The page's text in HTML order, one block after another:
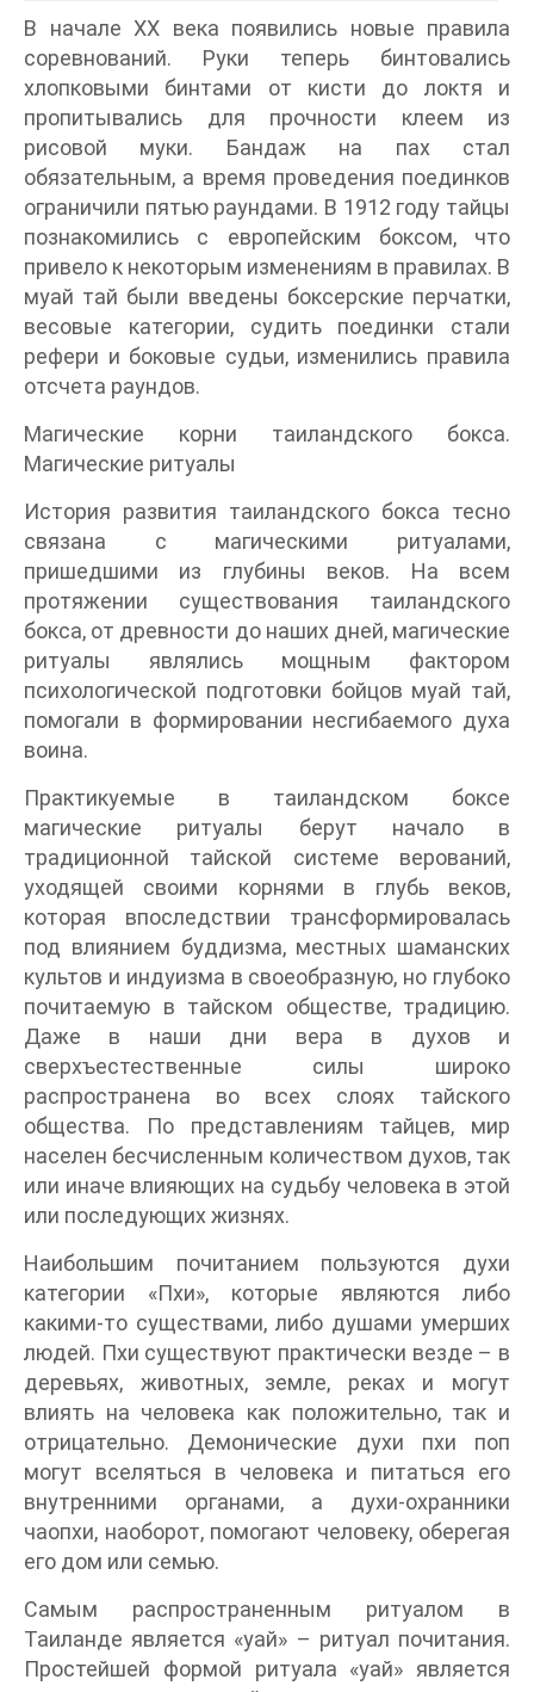
В начале XX века появились новые правила
соревнований. Руки теперь бинтовались
хлопковыми бинтами от кисти до локтя и
пропитывались для прочности клеем из
рисовой муки. Бандаж на пах стал
обязательным, а время проведения поединков
ограничили пятью раундами. В 1912 году тайцы
познакомились с европейским боксом, что
привело к некоторым изменениям в правилах. В
муай тай были введены боксерские перчатки,
весовые категории, судить поединки стали
рефери и боковые судьи, изменились правила
отсчета раундов.
Магические корни таиландского бокса.
Магические ритуалы
История развития таиландского бокса тесно
связана с магическими ритуалами,
пришедшими из глубины веков. На всем
протяжении существования таиландского
бокса, от древности до наших дней, магические
ритуалы являлись мощным фактором
психологической подготовки бойцов муай тай,
помогали в формировании несгибаемого духа
воина.
Практикуемые в таиландском боксе
магические ритуалы берут начало в
традиционной тайской системе верований,
уходящей своими корнями в глубь веков,
которая впоследствии трансформировалась
под влиянием буддизма, местных шаманских
культов и индуизма в своеобразную, но глубоко
почитаемую в тайском обществе, традицию.
Даже в наши дни вера в духов и
сверхъестественные силы широко
распространена во всех слоях тайского
общества. По представлениям тайцев, мир
населен бесчисленным количеством духов, так
или иначе влияющих на судьбу человека в этой
или последующих жизнях.
Наибольшим почитанием пользуются духи
категории «Пхи», которые являются либо
какими-то существами, либо душами умерших
людей. Пхи существуют практически везде – в
деревьях, животных, земле, реках и могут
влиять на человека как положительно, так и
отрицательно. Демонические духи пхи поп
могут вселяться в человека и питаться его
внутренними органами, а духи-охранники
чаопхи, наоборот, помогают человеку, оберегая
его дом или семью.
Самым распространенным ритуалом в
Таиланде является «уай» – ритуал почитания.
Простейшей формой ритуала «уай» является